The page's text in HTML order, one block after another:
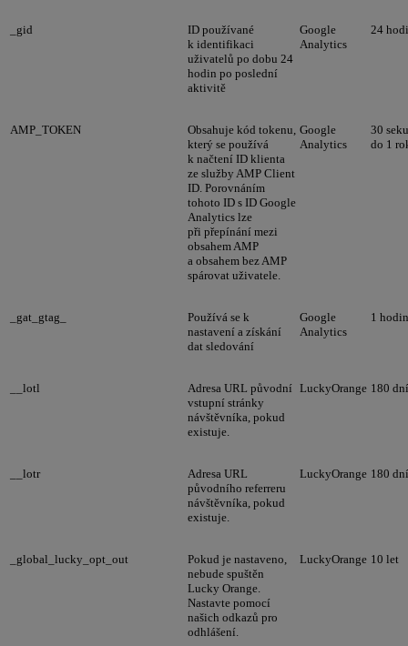
_gid
ID používané
k identifikaci
uživatelů po dobu 24
hodin po poslední
aktivitě
Google
Analytics
24
AMP_TOKEN
Obsahuje kód tokenu,
který se používá
k načtení ID klienta
ze služby AMP Client
ID. Porovnáním
tohoto ID s ID Google
Analytics lze
při přepínání mezi
obsahem AMP
a obsahem bez AMP
spárovat uživatele.
Google
Analytics
30
do 1
_gat_gtag_
Používá se k
nastavení a získání
dat sledování
Google
Analytics
1
__lotl
Adresa URL původní
vstupní stránky
návštěvníka, pokud
existuje.
LuckyOrange 180 dní
__lotr
Adresa URL
původního referreru
návštěvníka, pokud
existuje.
LuckyOrange 180 dní
_global_lucky_opt_out
Pokud je nastaveno,
nebude spuštěn
Lucky Orange.
Nastavte pomocí
našich odkazů pro
odhlášení.
LuckyOrange 10 let